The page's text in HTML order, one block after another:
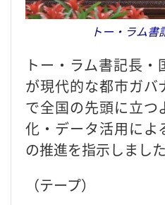
トー・ラム書
トー・ラム書記長
が現代的な都市ガバ
で全国の先頭に立つ
化・データ活用によ
の推進を指示しました
（テープ）